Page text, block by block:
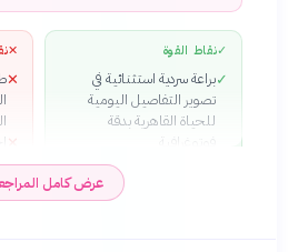
✓نقاط القوة
✓براعة سردية استثنائية في
تصوير التفاصيل اليومية
للحياة القاهرية بدقة
فوتوغرافية
شخصيات معقدة ومتطورة
تكتسب عمقاً نفسياً حقيقياً
✕
✕
✕
عرض كامل